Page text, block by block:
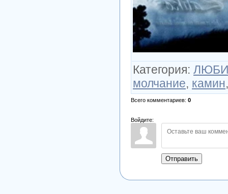
Категория:
молчание, камин
Всего комментариев: 0
Войдите:
Отправить